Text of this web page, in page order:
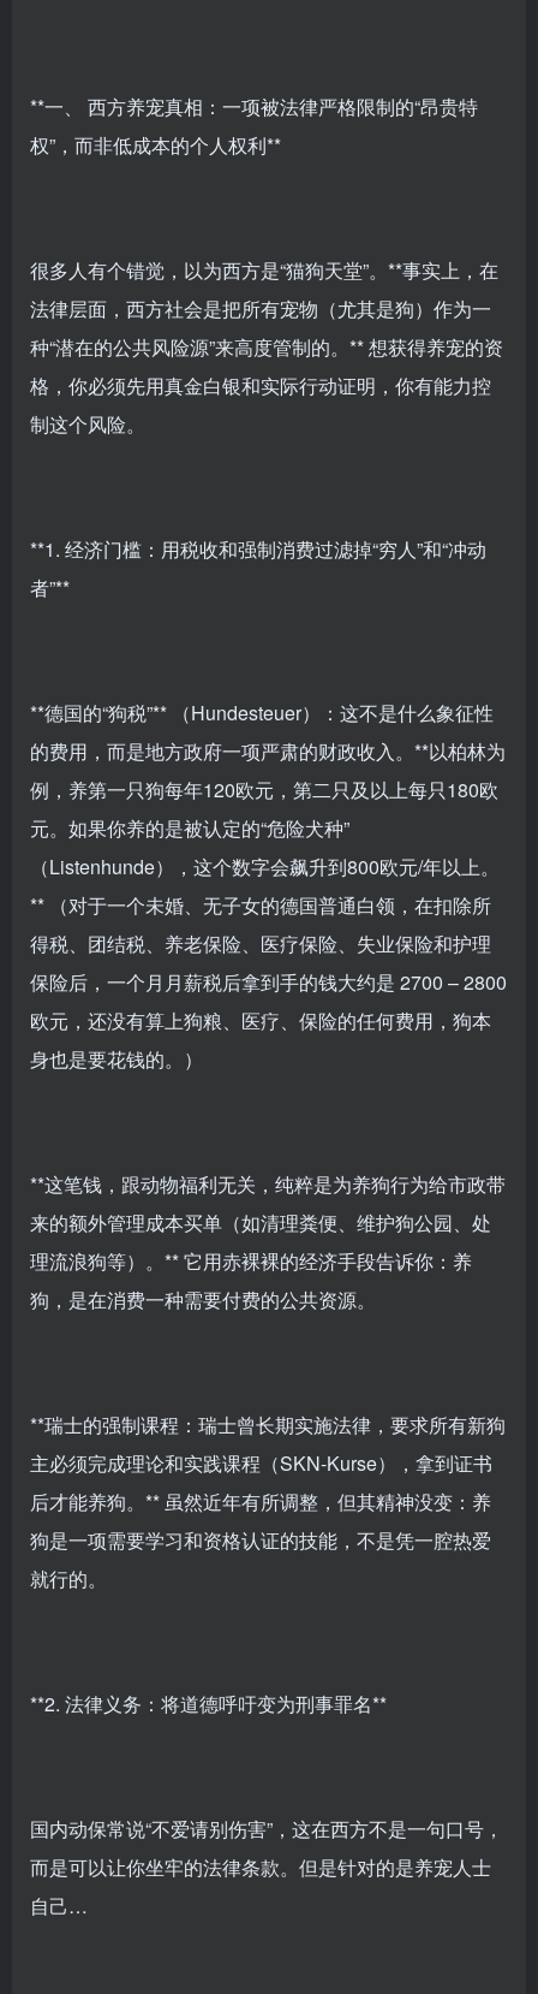
**一、 西方养宠真相：一项被法律严格限制的“昂贵特
权”，而非低成本的个人权利**
很多人有个错觉，以为西方是“猫狗天堂”。**事实上，在
法律层面，西方社会是把所有宠物（尤其是狗）作为一
种“潜在的公共风险源”来高度管制的。** 想获得养宠的资
格，你必须先用真金白银和实际行动证明，你有能力控
制这个风险。
**1. 经济门槛：用税收和强制消费过滤掉“穷人”和“冲动
者”**
**德国的“狗税”** （Hundesteuer）：这不是什么象征性
的费用，而是地方政府一项严肃的财政收入。**以柏林为
例，养第一只狗每年120欧元，第二只及以上每只180欧
元。如果你养的是被认定的“危险犬种”
（Listenhunde），这个数字会飙升到800欧元/年以上。
** （对于一个未婚、无子女的德国普通白领，在扣除所
得税、团结税、养老保险、医疗保险、失业保险和护理
保险后，一个月月薪税后拿到手的钱大约是 2700 – 2800
欧元，还没有算上狗粮、医疗、保险的任何费用，狗本
身也是要花钱的。）
**这笔钱，跟动物福利无关，纯粹是为养狗行为给市政带
来的额外管理成本买单（如清理粪便、维护狗公园、处
理流浪狗等）。** 它用赤裸裸的经济手段告诉你：养
狗，是在消费一种需要付费的公共资源。
**瑞士的强制课程：瑞士曾长期实施法律，要求所有新狗
主必须完成理论和实践课程（SKN-Kurse），拿到证书
后才能养狗。** 虽然近年有所调整，但其精神没变：养
狗是一项需要学习和资格认证的技能，不是凭一腔热爱
就行的。
**2. 法律义务：将道德呼吁变为刑事罪名**
国内动保常说“不爱请别伤害”，这在西方不是一句口号，
而是可以让你坐牢的法律条款。但是针对的是养宠人士
自己…